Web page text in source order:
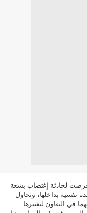
لحادثة إغتصاب بشعة
بداخلها، وتحاول
في التعاون لتغييرها